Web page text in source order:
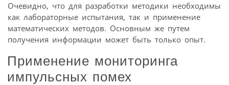
Очевидно, что для разработки методики необходимы
как лабораторные испытания, так и применение
математических методов. Основным же путем
получения информации может быть только опыт.
Применение мониторинга
импульсных помех